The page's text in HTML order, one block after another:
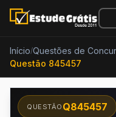
Início/Questões de
Questão 845457
QUESTÃO Q845457